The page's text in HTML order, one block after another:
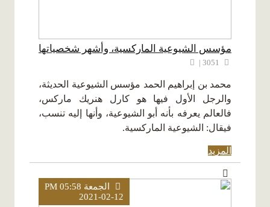
مؤسس الشيوعية الماركسية، وأشهر شخصياتها
محمد بن إبراهيم الحمد مؤسس الشيوعية الحديثة،
والرجل الأول فيها هو كارل هنريك ماركس،
فالعالم يعرفه بأنه أبو الشيوعية، وأنها إليه تنسب،
فيقال: الشيوعية الماركسية.
المزيد
الجمعة PM 05:58
2021-02-12